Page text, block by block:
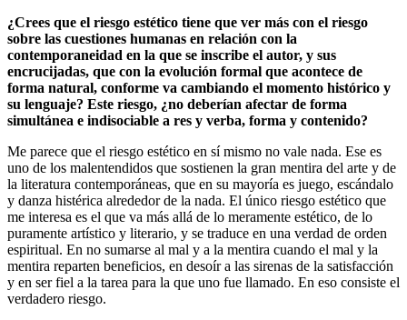
¿Crees que el riesgo estético tiene que ver más con el riesgo
sobre las cuestiones humanas en relación con la
contemporaneidad en la que se inscribe el autor, y sus
encrucijadas, que con la evolución formal que acontece de
forma natural, conforme va cambiando el momento histórico y
su lenguaje? Este riesgo, ¿no deberían afectar de forma
simultánea e indisociable a res y verba, forma y contenido?
Me parece que el riesgo estético en sí mismo no vale nada. Ese es
uno de los malentendidos que sostienen la gran mentira del arte y de
la literatura contemporáneas, que en su mayoría es juego, escándalo
y danza histérica alrededor de la nada. El único riesgo estético que
me interesa es el que va más allá de lo meramente estético, de lo
puramente artístico y literario, y se traduce en una verdad de orden
espiritual. En no sumarse al mal y a la mentira cuando el mal y la
mentira reparten beneficios, en desoír a las sirenas de la satisfacción
y en ser fiel a la tarea para la que uno fue llamado. En eso consiste el
verdadero riesgo.